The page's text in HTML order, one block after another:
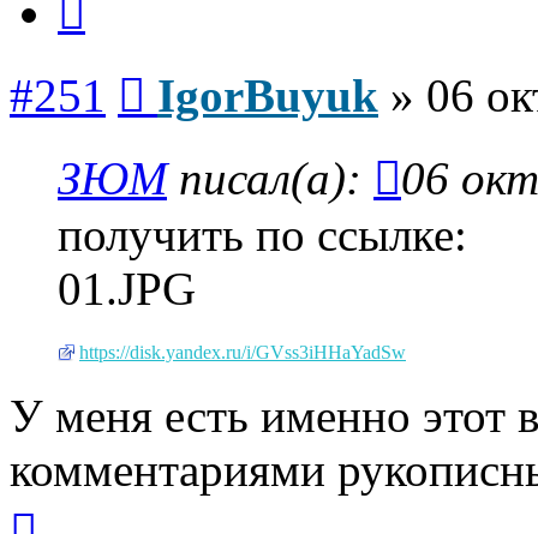
#251 IgorBuyuk » 06
ЗЮМписал(а):
06
получить по ссылке:
01.JPG
https://disk.yandex.ru/i/GVss3iHHaYadSw
У меня есть именно этот
комментариями